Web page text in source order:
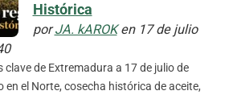
Histórica
porJA. kAROKen 17 de julio
clave de Extremadura a 17 de julio de
el Norte, cosecha histórica de aceite,